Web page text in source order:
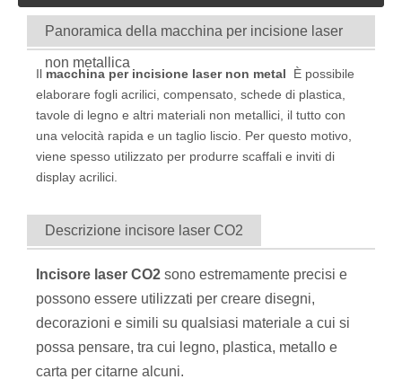
Panoramica della macchina per incisione laser
non metallica
Il macchina per incisione laser non metal È possibile
elaborare fogli acrilici, compensato, schede di plastica,
tavole di legno e altri materiali non metallici, il tutto con
una velocità rapida e un taglio liscio. Per questo motivo,
viene spesso utilizzato per produrre scaffali e inviti di
display acrilici.
Descrizione incisore laser CO2
Incisore laser CO2 sono estremamente precisi e
possono essere utilizzati per creare disegni,
decorazioni e simili su qualsiasi materiale a cui si
possa pensare, tra cui legno, plastica, metallo e
carta per citarne alcuni.